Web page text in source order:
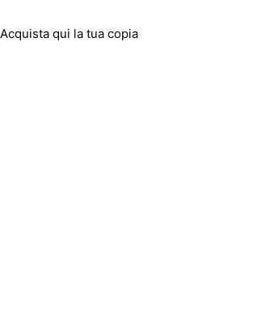
Acquista qui la tua copia